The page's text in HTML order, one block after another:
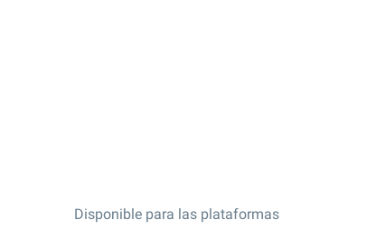
Disponible para las plataformas